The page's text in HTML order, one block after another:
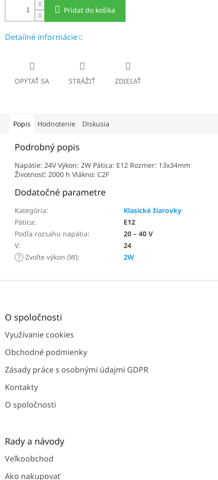
Pridať do košíka
Detailné informácie
OPÝTAŤ SA STRÁŽIŤ ZDIEĽAŤ
Popis Hodnotenie Diskusia
Podrobný popis
Napätie: 24V Výkon: 2W Pätica: E12 Rozmer: 13x34mm
Životnosť: 2000 h Vlákno: C2F
Dodatočné parametre
Kategória:
Klasické žiarovky
Pätica:
E12
Podľa rozsahu napätia:
20 – 40 V
V:
24
? Zvoľte výkon (W): 2W
Z
O spoločnosti
Využívanie cookies
Obchodné podmienky
Zásady práce s osobnými údajmi GDPR
Kontakty
O spoločnosti
Rady a návody
Veľkoobchod
Ako nakupovať